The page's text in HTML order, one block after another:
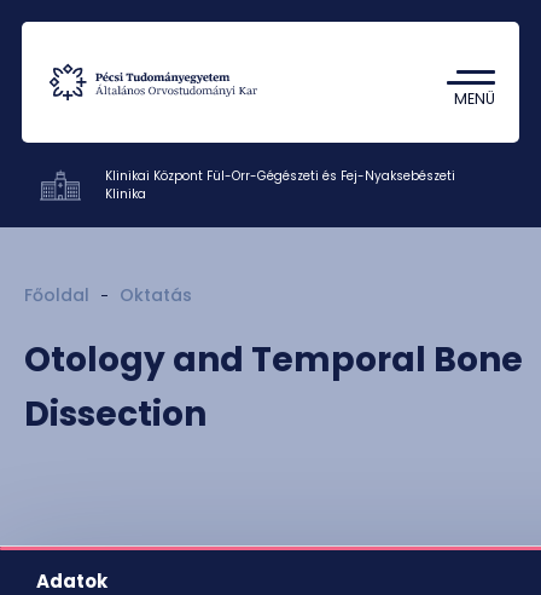
MENÜ
Tantárgykereső
Campus térkép
Kutatás
Munkatársak
Rólunk
Klinikai Központ Fül-Orr-Gégészeti és Fej-Nyaksebészeti
Klinika
Főoldal Oktatás
Otology and Temporal Bone
Dissection
Adatok